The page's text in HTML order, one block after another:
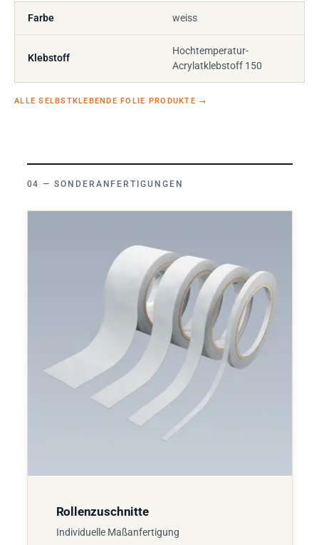
Farbe weiss
Klebstoff
Hochtemperatur-
Acrylatklebstoff 150
ALLE SELBSTKLEBENDE FOLIE PRODUKTE →
SONDERANFERTIGUNGEN
Rollenzuschnitte
Individuelle Maßanfertigung